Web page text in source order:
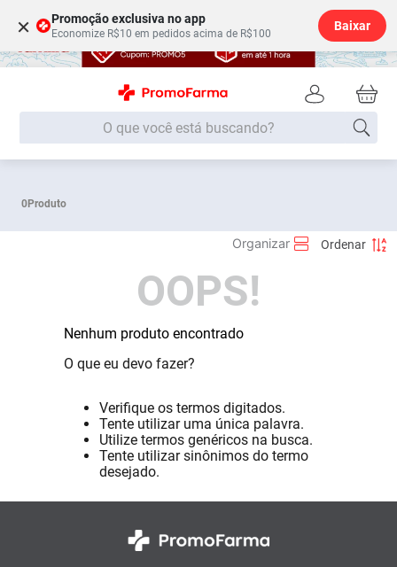
× Promoção exclusiva no app
Economize R$10 em pedidos acima de R$100
Baixar
O que você está buscando?
0Produto
OOPS!
Nenhum produto encontrado
O que eu devo fazer?
Verifique os termos digitados.
Tente utilizar uma única palavra.
Utilize termos genéricos na busca.
Tente utilizar sinônimos do termo
desejado.
Fralda G
Desodorante
Absorvente
Pampers Confort Sec
Lavitan